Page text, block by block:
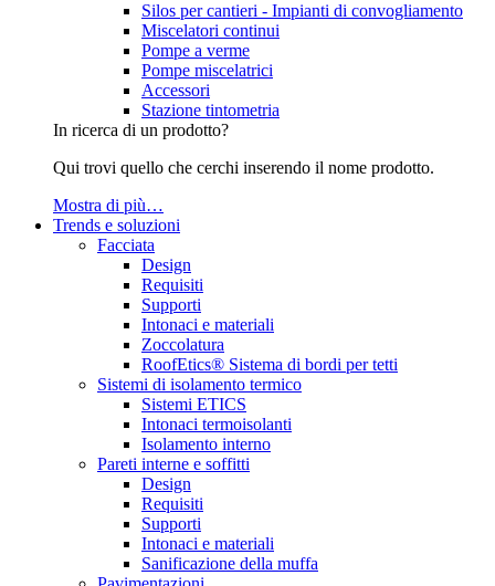
Silos per cantieri - Impianti di convogliamento
Miscelatori continui
Pompe a verme
Pompe miscelatrici
Accessori
Stazione tintometria
In ricerca di un prodotto?
Qui trovi quello che cerchi inserendo il nome prodotto.
Mostra di più…
Trends e soluzioni
Facciata
Design
Requisiti
Supporti
Intonaci e materiali
Zoccolatura
RoofEtics® Sistema di bordi per tetti
Sistemi di isolamento termico
Sistemi ETICS
Intonaci termoisolanti
Isolamento interno
Pareti interne e soffitti
Design
Requisiti
Supporti
Intonaci e materiali
Sanificazione della muffa